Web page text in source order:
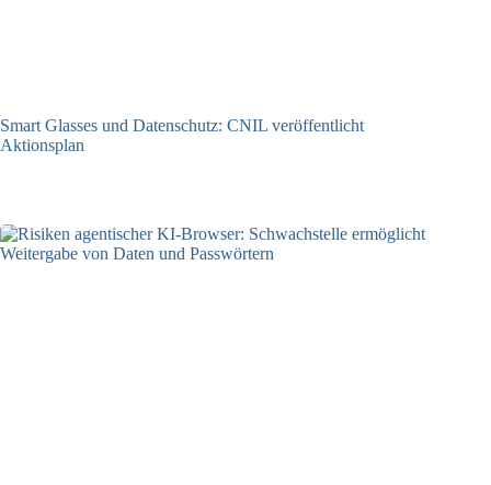
Smart Glasses und Datenschutz: CNIL veröffentlicht
Aktionsplan